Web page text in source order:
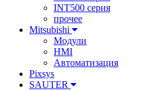
INT500 серия
прочее
Mitsubishi
Модули
HMI
Автоматизация
Pixsys
SAUTER